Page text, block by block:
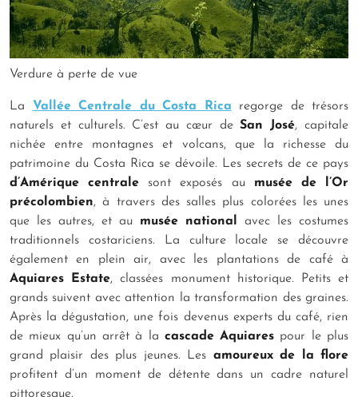
Verdure à perte de vue
La Vallée Centrale du Costa Rica regorge de trésors
naturels et culturels. C’est au cœur deSan José, capitale
nichée entre montagnes et volcans, que la richesse du
patrimoine du Costa Rica se dévoile. Les secrets de ce pays
d’Amérique centrale sont exposés au musée de l’Or
précolombien, à travers des salles plus colorées les unes
que les autres, et au musée national avec les costumes
traditionnels costariciens. La culture locale se découvre
également en plein air, avec les plantations de café à
Aquiares Estate, classées monument historique. Petits et
grands suivent avec attention la transformation des graines.
Après la dégustation, une fois devenus experts du café, rien
de mieux qu’un arrêt à la cascade Aquiares pour le plus
grand plaisir des plus jeunes. Les amoureux de la flore
profitent d’un moment de détente dans un cadre naturel
pittoresque.